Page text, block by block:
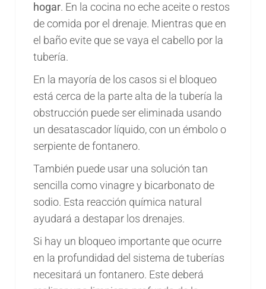
hogar. En la cocina no eche aceite o restos
de comida por el drenaje. Mientras que en
el baño evite que se vaya el cabello por la
tubería.
En la mayoría de los casos si el bloqueo
está cerca de la parte alta de la tubería la
obstrucción puede ser eliminada usando
un desatascador líquido, con un émbolo o
serpiente de fontanero.
También puede usar una solución tan
sencilla como vinagre y bicarbonato de
sodio. Esta reacción química natural
ayudará a destapar los drenajes.
Si hay un bloqueo importante que ocurre
en la profundidad del sistema de tuberías
necesitará un fontanero. Este deberá